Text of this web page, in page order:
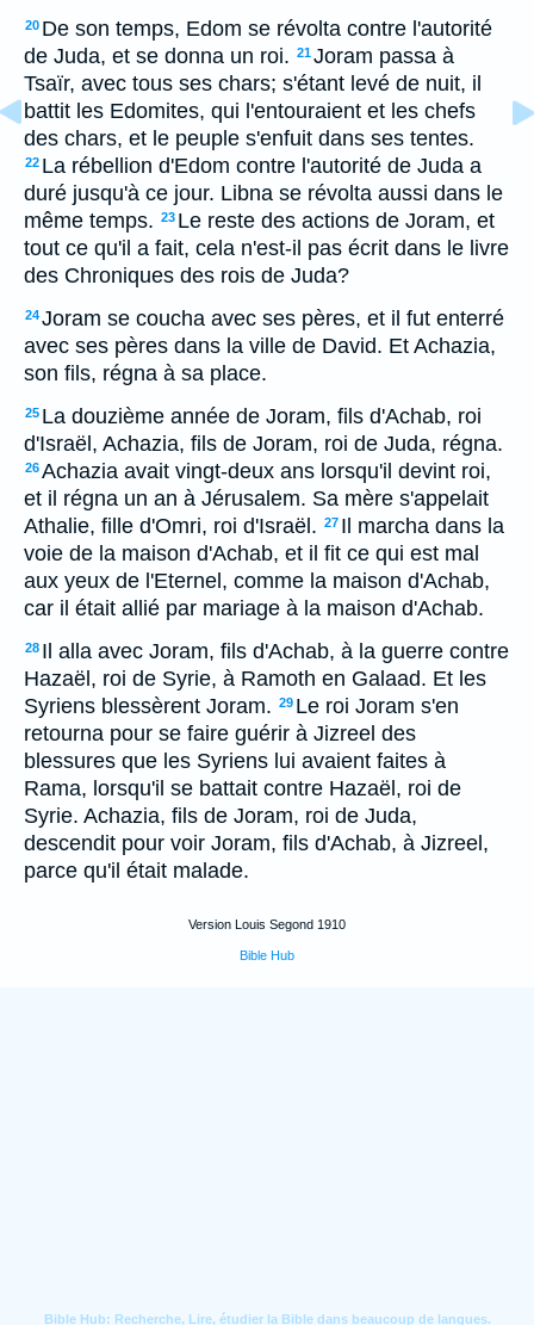
20 De son temps, Edom se révolta contre l'autorité
de Juda, et se donna un roi. 21Joram passa à
Tsaïr, avec tous ses chars; s'étant levé de nuit, il
battit les Edomites, qui l'entouraient et les chefs
des chars, et le peuple s'enfuit dans ses tentes.
22 La rébellion d'Edom contre l'autorité de Juda a
duré jusqu'à ce jour. Libna se révolta aussi dans le
même temps. 23 Le reste des actions de Joram, et
tout ce qu'il a fait, cela n'est-il pas écrit dans le livre
des Chroniques des rois de Juda?
24Joram se coucha avec ses pères, et il fut enterré
avec ses pères dans la ville de David. Et Achazia,
son fils, régna à sa place.
25 La douzième année de Joram, fils d'Achab, roi
d'Israël, Achazia, fils de Joram, roi de Juda, régna.
26Achazia avait vingt-deux ans lorsqu'il devint roi,
et il régna un an à Jérusalem. Sa mère s'appelait
Athalie, fille d'Omri, roi d'Israël. 27 Il marcha dans la
voie de la maison d'Achab, et il fit ce qui est mal
aux yeux de l'Eternel, comme la maison d'Achab,
car il était allié par mariage à la maison d'Achab.
28 Il alla avec Joram, fils d'Achab, à la guerre contre
Hazaël, roi de Syrie, à Ramoth en Galaad. Et les
Syriens blessèrent Joram. 29 Le roi Joram s'en
retourna pour se faire guérir à Jizreel des
blessures que les Syriens lui avaient faites à
Rama, lorsqu'il se battait contre Hazaël, roi de
Syrie. Achazia, fils de Joram, roi de Juda,
descendit pour voir Joram, fils d'Achab, à Jizreel,
parce qu'il était malade.
Version Louis Segond 1910
Bible Hub